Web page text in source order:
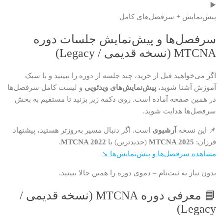
▶️
پیش‌نمایش + سرفصل‌های کامل
سرفصل‌ها و پیش‌نمایش جلسات دوره
MTCNA (نسخه قدیمی / Legacy)
اگر می‌خواهید قبل از خرید، چند جلسه از دوره را ببینید و با سبک
آموزش آشنا شوید، پیش‌نمایش‌های ویدئویی و لیست کامل سرفصل‌ها
در همین صفحه آماده است. روی دکمه زیر بزنید تا مستقیم به بخش
سرفصل‌ها هدایت شوید.
📌 این نسخه آرشیوی است. اگر دنبال مسیر به‌روزتر هستید، پیشنهاد
فرزان: MTCNA 2025 (جدیدترین) یا MTCNA 2022
.
مشاهده سرفصل‌ها و پیش‌نمایش‌ها ↘
بدون نیاز به ثبت‌نام – دموی دوره را همین حالا ببینید.
📘 معرفی دوره MTCNA (نسخه قدیمی /
Legacy)